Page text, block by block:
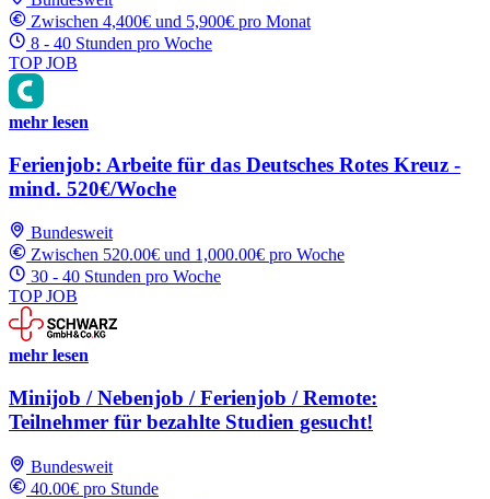
Zwischen 4,400€ und 5,900€ pro Monat
8 - 40 Stunden pro Woche
TOP JOB
mehr lesen
Ferienjob: Arbeite für das Deutsches Rotes Kreuz -
mind. 520€/Woche
Bundesweit
Zwischen 520.00€ und 1,000.00€ pro Woche
30 - 40 Stunden pro Woche
TOP JOB
mehr lesen
Minijob / Nebenjob / Ferienjob / Remote:
Teilnehmer für bezahlte Studien gesucht!
Bundesweit
40.00€ pro Stunde